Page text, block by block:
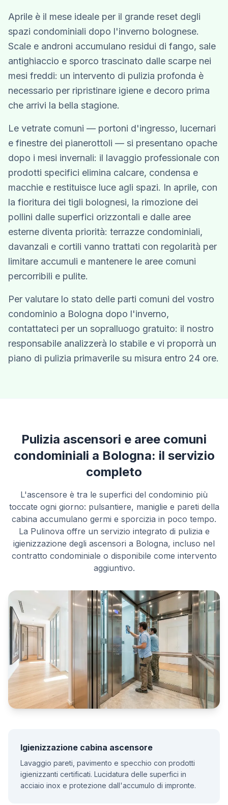
Aprile è il mese ideale per il grande reset degli
spazi condominiali dopo l'inverno bolognese.
Scale e androni accumulano residui di fango, sale
antighiaccio e sporco trascinato dalle scarpe nei
mesi freddi: un intervento di pulizia profonda è
necessario per ripristinare igiene e decoro prima
che arrivi la bella stagione.
Le vetrate comuni — portoni d'ingresso, lucernari
e finestre dei pianerottoli — si presentano opache
dopo i mesi invernali: il lavaggio professionale con
prodotti specifici elimina calcare, condensa e
macchie e restituisce luce agli spazi. In aprile, con
la fioritura dei tigli bolognesi, la rimozione dei
pollini dalle superfici orizzontali e dalle aree
esterne diventa priorità: terrazze condominiali,
davanzali e cortili vanno trattati con regolarità per
limitare accumuli e mantenere le aree comuni
percorribili e pulite.
Per valutare lo stato delle parti comuni del vostro
condominio a Bologna dopo l'inverno,
contattateci per un sopralluogo gratuito: il nostro
responsabile analizzerà lo stabile e vi proporrà un
piano di pulizia primaverile su misura entro 24 ore.
Pulizia ascensori e aree comuni
condominiali a Bologna: il servizio
completo
L'ascensore è tra le superfici del condominio più
toccate ogni giorno: pulsantiere, maniglie e pareti della
cabina accumulano germi e sporcizia in poco tempo.
La Pulinova offre un servizio integrato di pulizia e
igienizzazione degli ascensori a Bologna, incluso nel
contratto condominiale o disponibile come intervento
aggiuntivo.
Igienizzazione cabina ascensore
Lavaggio pareti, pavimento e specchio con prodotti
igienizzanti certificati. Lucidatura delle superfici in
acciaio inox e protezione dall'accumulo di impronte.